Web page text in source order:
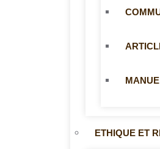
ETHIQUE ET